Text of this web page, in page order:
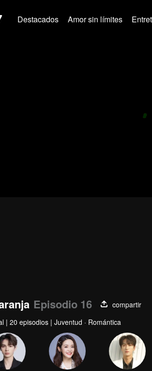
Destacados Amor sin límites
Episodio 16
compartir
| 20 episodios | Juventud · Romántica